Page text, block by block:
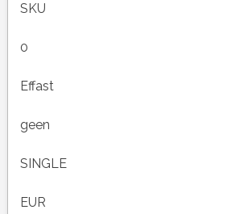
SKU
0
Effast
geen
SINGLE
EUR